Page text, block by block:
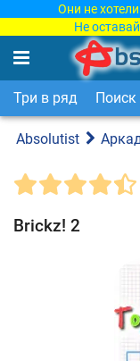
Они не
Не
Три в ряд
Absolutist
Brickz! 2